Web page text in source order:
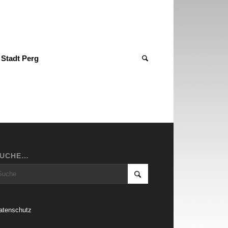
Stadt Perg